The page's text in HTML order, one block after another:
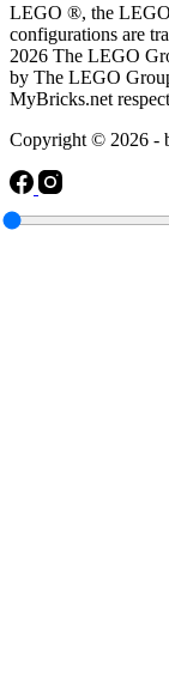
LEGO ®, the
configurations are
2026 The LEGO
by The LEGO
MyBricks.net
Copyright © 2026 -